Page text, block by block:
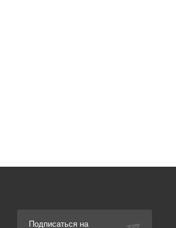
Подписаться на